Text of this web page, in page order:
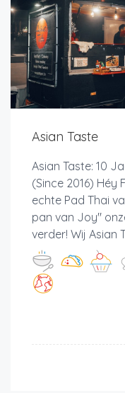
Asian Taste
Asian Taste: 10
(Since 2016) Héy
echte Pad Thai
pan van Joy"
verder! Wij Asian